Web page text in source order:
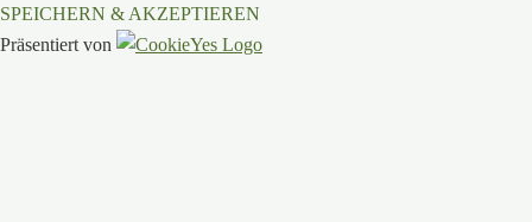
SPEICHERN & AKZEPTIEREN
Präsentiert von